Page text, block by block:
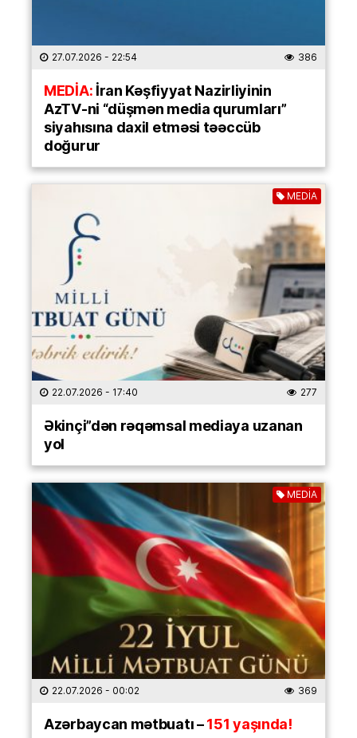
27.07.2026 - 22:54 386
MEDİA:İran Kəşfiyyat Nazirliyinin
AzTV-ni “düşmən media qurumları”
siyahısına daxil etməsi təəccüb
doğurur
MEDİA
22.07.2026 - 17:40 277
Əkinçi”dən rəqəmsal mediaya uzanan
yol
MEDİA
22.07.2026 - 00:02 369
Azərbaycan mətbuatı –151 yaşında!